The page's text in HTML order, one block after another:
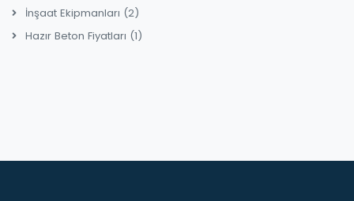
İnşaat Ekipmanları (2)
Hazır Beton Fiyatları (1)